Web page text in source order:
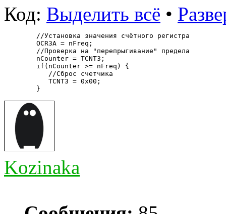
Код: Выделить всё •
//Установка значения счётного регистра
OCR3A = nFreq;
//Проверка на "перепрыгивание" предела
nCounter = TCNT3;
if(nCounter >= nFreq) {
//Cброс счетчика
TCNT3 = 0x00;
}
Kozinaka